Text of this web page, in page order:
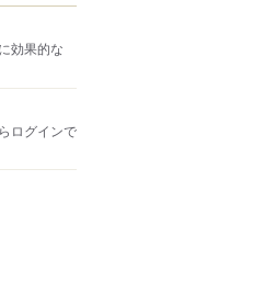
効果的な
ログインで